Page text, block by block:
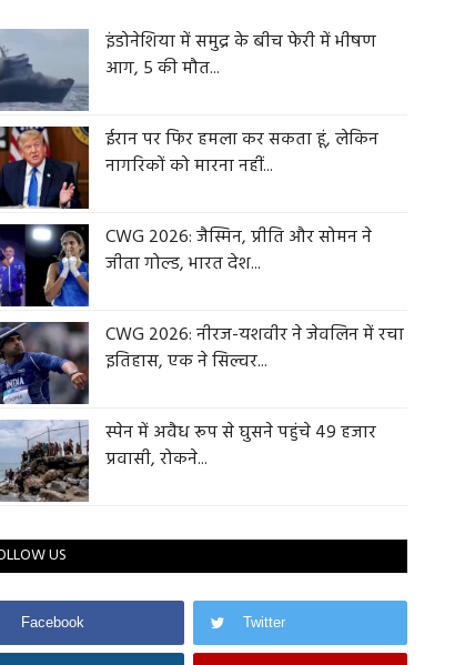
इंडोनेशिया में समुद्र के बीच फेरी में भीषण
आग, 5 की मौत...
ईरान पर फिर हमला कर सकता हूं, लेकिन
नागरिकों को मारना नहीं...
CWG 2026: जैस्मिन, प्रीति और सोमन ने
जीता गोल्ड, भारत देश...
CWG 2026: नीरज-यशवीर ने जेवलिन में रचा
इतिहास, एक ने सिल्वर...
स्पेन में अवैध रूप से घुसने पहुंचे 49 हजार
प्रवासी, रोकने...
US
Facebook Twitter